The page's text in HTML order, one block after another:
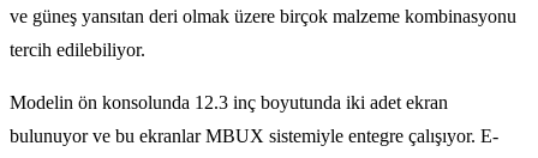
ve güneş yansıtan deri olmak üzere birçok malzeme kombinasyonu
tercih edilebiliyor.
Modelin ön konsolunda 12.3 inç boyutunda iki adet ekran
bulunuyor ve bu ekranlar MBUX sistemiyle entegre çalışıyor. E-